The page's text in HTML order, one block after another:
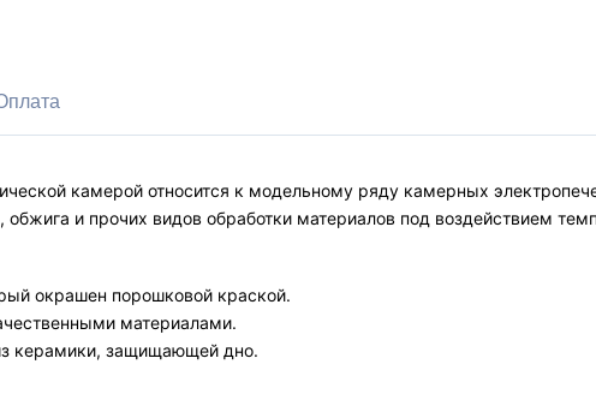
камерой относится к модельному ряду камерных
обжига и прочих видов обработки материалов под воздействием
окрашен порошковой краской.
материалами.
керамики, защищающей дно.